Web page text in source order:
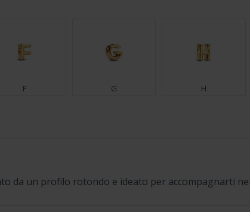
F G H
da un profilo rotondo e ideato per accompagnarti